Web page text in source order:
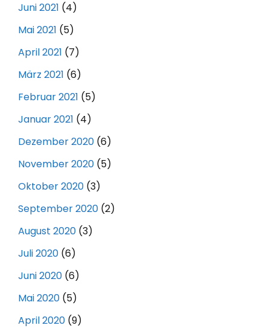
Juni 2021 (4)
Mai 2021 (5)
April 2021 (7)
März 2021 (6)
Februar 2021 (5)
Januar 2021 (4)
Dezember 2020 (6)
November 2020 (5)
Oktober 2020 (3)
September 2020 (2)
August 2020 (3)
Juli 2020 (6)
Juni 2020 (6)
Mai 2020 (5)
April 2020 (9)